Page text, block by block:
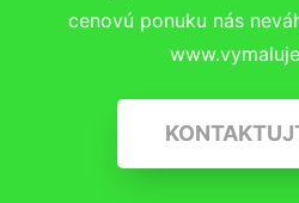
cenovú ponuku nás